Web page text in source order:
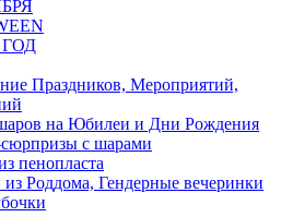
Праздников, Мероприятий,
на Юбилеи и Дни Рождения
с шарами
пенопласта
Роддома, Гендерные вечеринки